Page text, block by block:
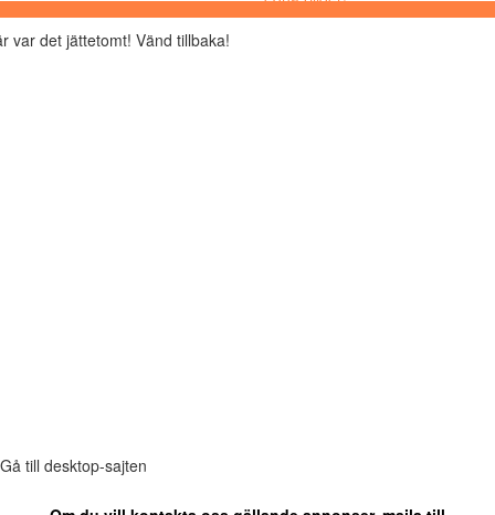
var det jättetomt! Vänd tillbaka!
Gå till desktop-sajten